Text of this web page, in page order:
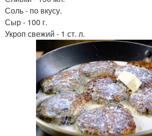
Соль - по вкусу.
Сыр - 100 г.
Укроп свежий - 1 ст. л.